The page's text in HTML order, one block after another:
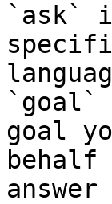
`ask`
`goal`
goal